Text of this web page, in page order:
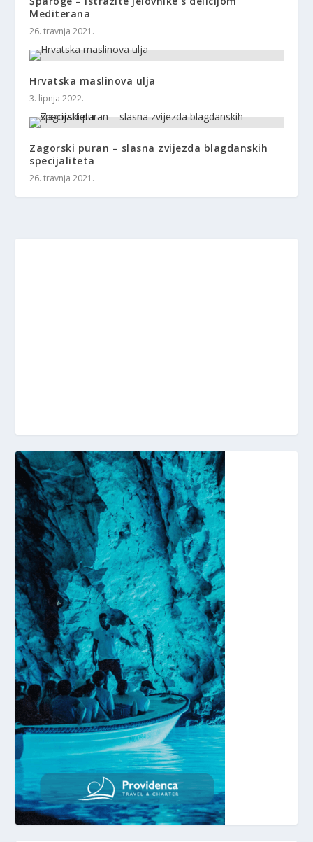
Mediterana
26. travnja 2021.
Hrvatska maslinova ulja
3. lipnja 2022.
Zagorski puran – slasna zvijezda blagdanskih
specijaliteta
26. travnja 2021.